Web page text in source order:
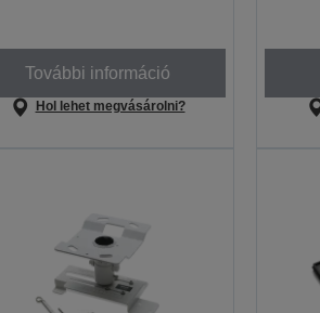
További információ
Hol lehet megvásárolni?